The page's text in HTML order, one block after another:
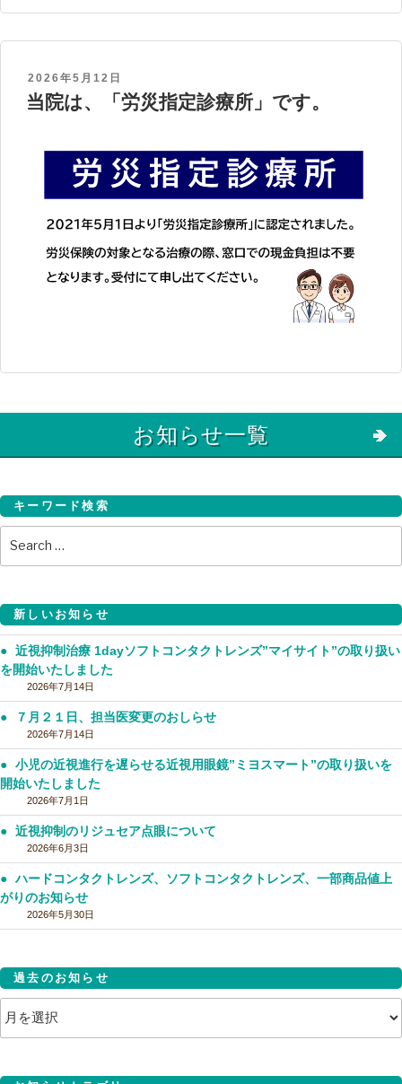
POSTED
ON
2026年5月12日
当院は、「労災指定診療所」です。
お知らせ一覧
キーワード検索
Search
for:
新しいお知らせ
近視抑制治療 1dayソフトコンタクトレンズ”マイサイト”の取り扱い
を開始いたしました
2026年7月14日
７月２１日、担当医変更のおしらせ
2026年7月14日
小児の近視進行を遅らせる近視用眼鏡”ミヨスマート”の取り扱いを
開始いたしました
2026年7月1日
近視抑制のリジュセア点眼について
2026年6月3日
ハードコンタクトレンズ、ソフトコンタクトレンズ、一部商品値上
がりのお知らせ
2026年5月30日
過去のお知らせ
過
去
の
お
せ